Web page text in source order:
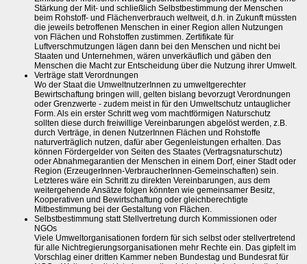
Stärkung der Mit- und schließlich Selbstbestimmung der Menschen
beim Rohstoff- und Flächenverbrauch weltweit, d.h. in Zukunft müssten
die jeweils betroffenen Menschen in einer Region allen Nutzungen
von Flächen und Rohstoffen zustimmen. Zertifikate für
Luftverschmutzungen lägen dann bei den Menschen und nicht bei
Staaten und Unternehmen, wären unverkäuflich und gäben den
Menschen die Macht zur Entscheidung über die Nutzung ihrer Umwelt.
Verträge statt Verordnungen
Wo der Staat die UmweltnutzerInnen zu umweltgerechter
Bewirtschaftung bringen will, gelten bislang bevorzugt Verordnungen
oder Grenzwerte - zudem meist in für den Umweltschutz untauglicher
Form. Als ein erster Schritt weg vom machtförmigen Naturschutz
sollten diese durch freiwillige Vereinbarungen abgelöst werden, z.B.
durch Verträge, in denen NutzerInnen Flächen und Rohstoffe
naturverträglich nutzen, dafür aber Gegenleistungen erhalten. Das
können Fördergelder von Seiten des Staates (Vertragsnaturschutz)
oder Abnahmegarantien der Menschen in einem Dorf, einer Stadt oder
Region (ErzeugerInnen-VerbraucherInnen-Gemeinschaften) sein.
Letzteres wäre ein Schritt zu direkten Vereinbarungen, aus dem
weitergehende Ansätze folgen könnten wie gemeinsamer Besitz,
Kooperativen und Bewirtschaftung oder gleichberechtigte
Mitbestimmung bei der Gestaltung von Flächen.
Selbstbestimmung statt Stellvertretung durch Kommissionen oder
NGOs
Viele Umweltorganisationen fordern für sich selbst oder stellvertretend
für alle Nichtregierungsorganisationen mehr Rechte ein. Das gipfelt im
Vorschlag einer dritten Kammer neben Bundestag und Bundesrat für